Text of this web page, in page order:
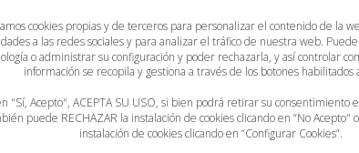
cookies propias y de terceros para personalizar el contenido de la
a las redes sociales y para analizar el tráfico de nuestra web.
o administrar su configuración y poder rechazarla, y así controlar
información se recopila y gestiona a través de los botones habilitados
"Sí, Acepto", ACEPTA SU USO, si bien podrá retirar su consentimiento
puede RECHAZAR la instalación de cookies clicando en “No Acepto"
instalación de cookies clicando en “Configurar Cookies”.